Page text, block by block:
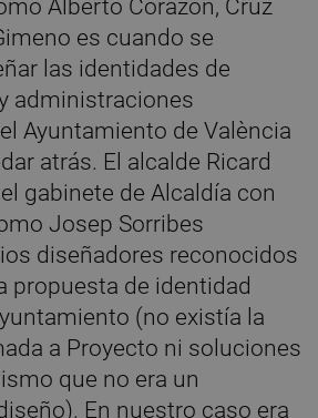
Alberto Corazón, Cruz
es cuando se
las identidades de
administraciones
Ayuntamiento de València
atrás. El alcalde Ricard
gabinete de Alcaldía con
Josep Sorribes
diseñadores reconocidos
propuesta de identidad
(no existía la
a Proyecto ni soluciones
que no era un
En nuestro caso era